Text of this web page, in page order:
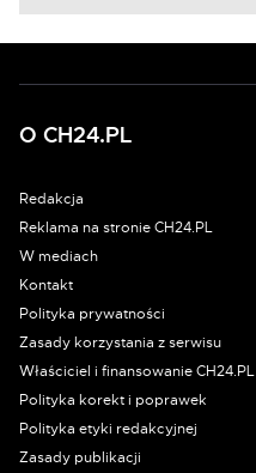
O CH24.PL
Redakcja
Reklama na stronie CH24.PL
W mediach
Kontakt
Polityka prywatności
Zasady korzystania z serwisu
Właściciel i finansowanie CH24.PL
Polityka korekt i poprawek
Polityka etyki redakcyjnej
Zasady publikacji